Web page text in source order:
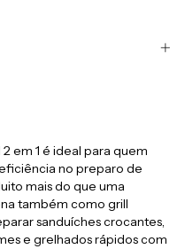
em 1 é ideal para quem
no preparo de
mais do que uma
também como grill
sanduíches crocantes,
e grelhados rápidos com